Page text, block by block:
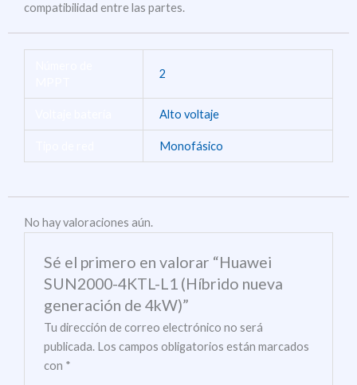
compatibilidad entre las partes.
2
Alto voltaje
Monofásico
No hay valoraciones aún.
Sé el primero en valorar “Huawei
SUN2000-4KTL-L1 (Híbrido nueva
generación de 4kW)”
Tu dirección de correo electrónico no será
publicada. Los campos obligatorios están marcados
con *